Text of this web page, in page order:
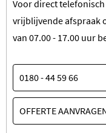
Voor direct
vrijblijvende afspraak
van 07.00 - 17.00 uur
0180 - 44 59 66
OFFERTE